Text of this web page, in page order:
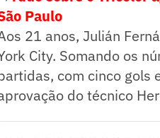
Paulo
21 anos, Julián
City. Somando os
com cinco gols
do técnico